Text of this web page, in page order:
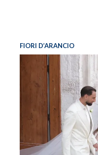
FIORI D’ARANCIO